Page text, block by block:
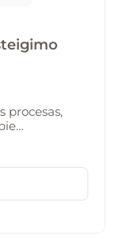
procesas,